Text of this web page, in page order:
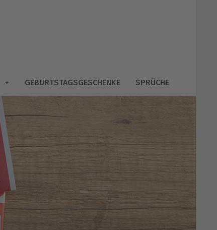
GEBURTSTAGSGESCHENKE SPRÜCHE